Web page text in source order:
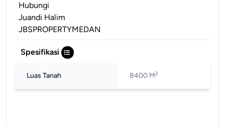
Hubungi
Juandi Halim
JBSPROPERTYMEDAN
Spesifikasi
Luas Tanah 8400 M2